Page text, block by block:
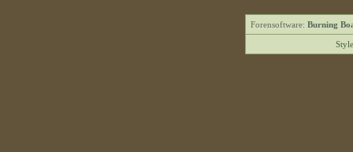
Forensoftware: Burning